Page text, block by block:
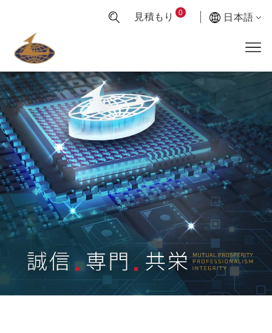
見積もり 0 日本語